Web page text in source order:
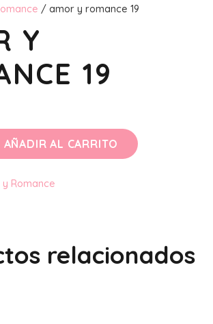
/ amor y romance 19
Y
19
AÑADIR AL CARRITO
Romance
relacionados